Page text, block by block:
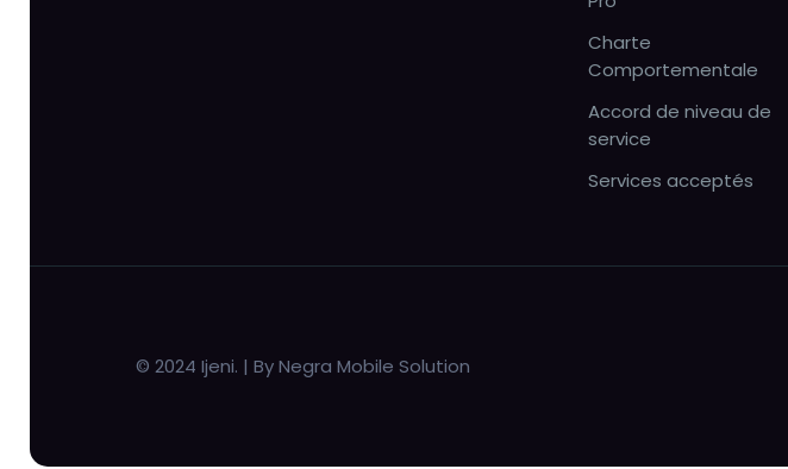
Charte
Comportementale
Accord de niveau de
service
Services acceptés
© 2024 Ijeni. | By Negra Mobile Solution